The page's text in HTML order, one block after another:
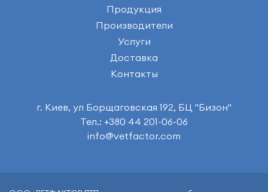
Продукция
Производители
Услуги
Доставка
Контакты
г. Киев, ул Борщаговская 192, БЦ "Бизон"
Тел.: +380 44 201-06-06
info@vetfactor.com